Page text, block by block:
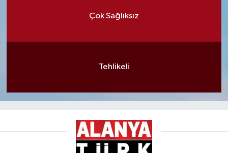
Çok Sağlıksız
Tehlikeli